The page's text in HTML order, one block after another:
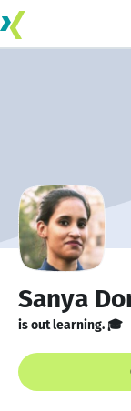
Sanya
is out learning. 🎓